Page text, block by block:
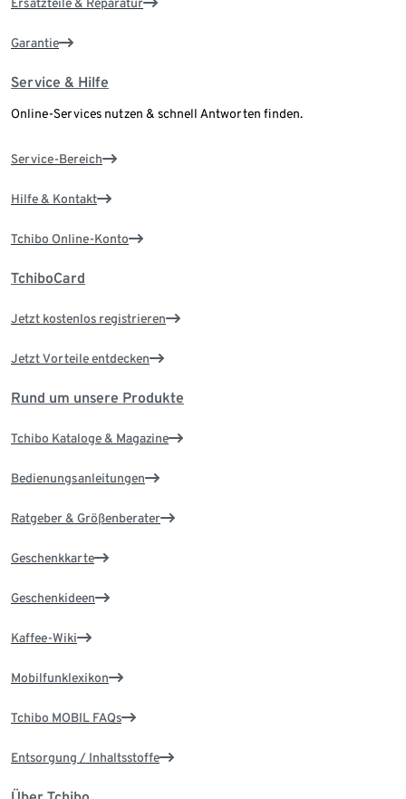
Ersatzteile & Reparatur
Garantie
Service & Hilfe
Online-Services nutzen & schnell Antworten finden.
Service-Bereich
Hilfe & Kontakt
Tchibo Online-Konto
TchiboCard
Jetzt kostenlos registrieren
Jetzt Vorteile entdecken
Rund um unsere Produkte
Tchibo Kataloge & Magazine
Bedienungsanleitungen
Ratgeber & Größenberater
Geschenkkarte
Geschenkideen
Kaffee-Wiki
Mobilfunklexikon
Tchibo MOBIL FAQs
Entsorgung / Inhaltsstoffe